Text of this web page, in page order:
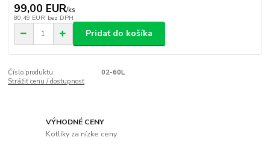
99,00 EUR/ks
80,49 EUR bez DPH
Pridať do košíka
Číslo produktu:
02-60L
Strážiť cenu / dostupnosť
VÝHODNÉ CENY
Kotlíky za nízke ceny